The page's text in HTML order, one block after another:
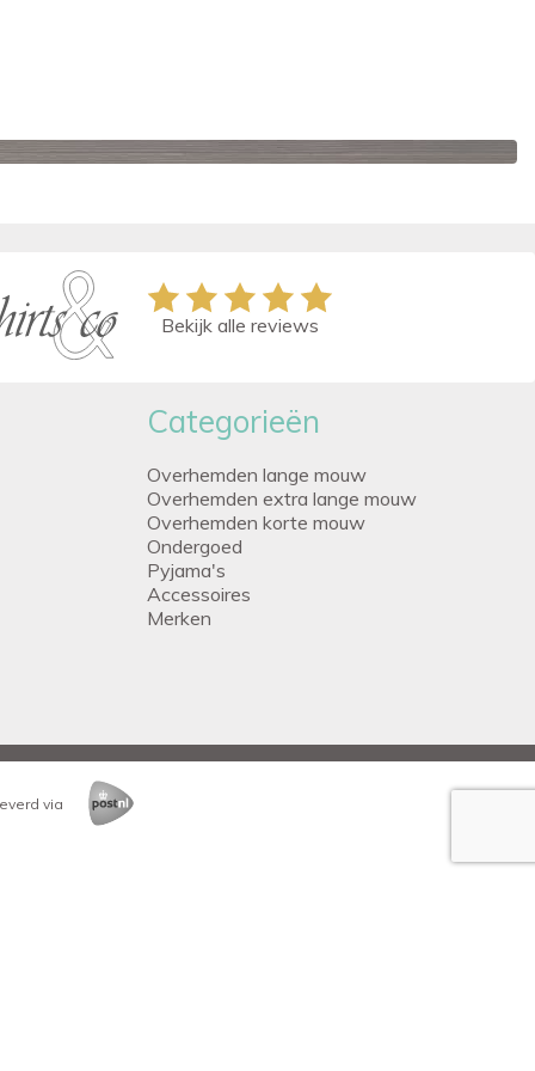
Bekijk alle reviews
Categorieën
Overhemden lange mouw
Overhemden extra lange mouw
Overhemden korte mouw
Ondergoed
Pyjama's
Accessoires
Merken
via